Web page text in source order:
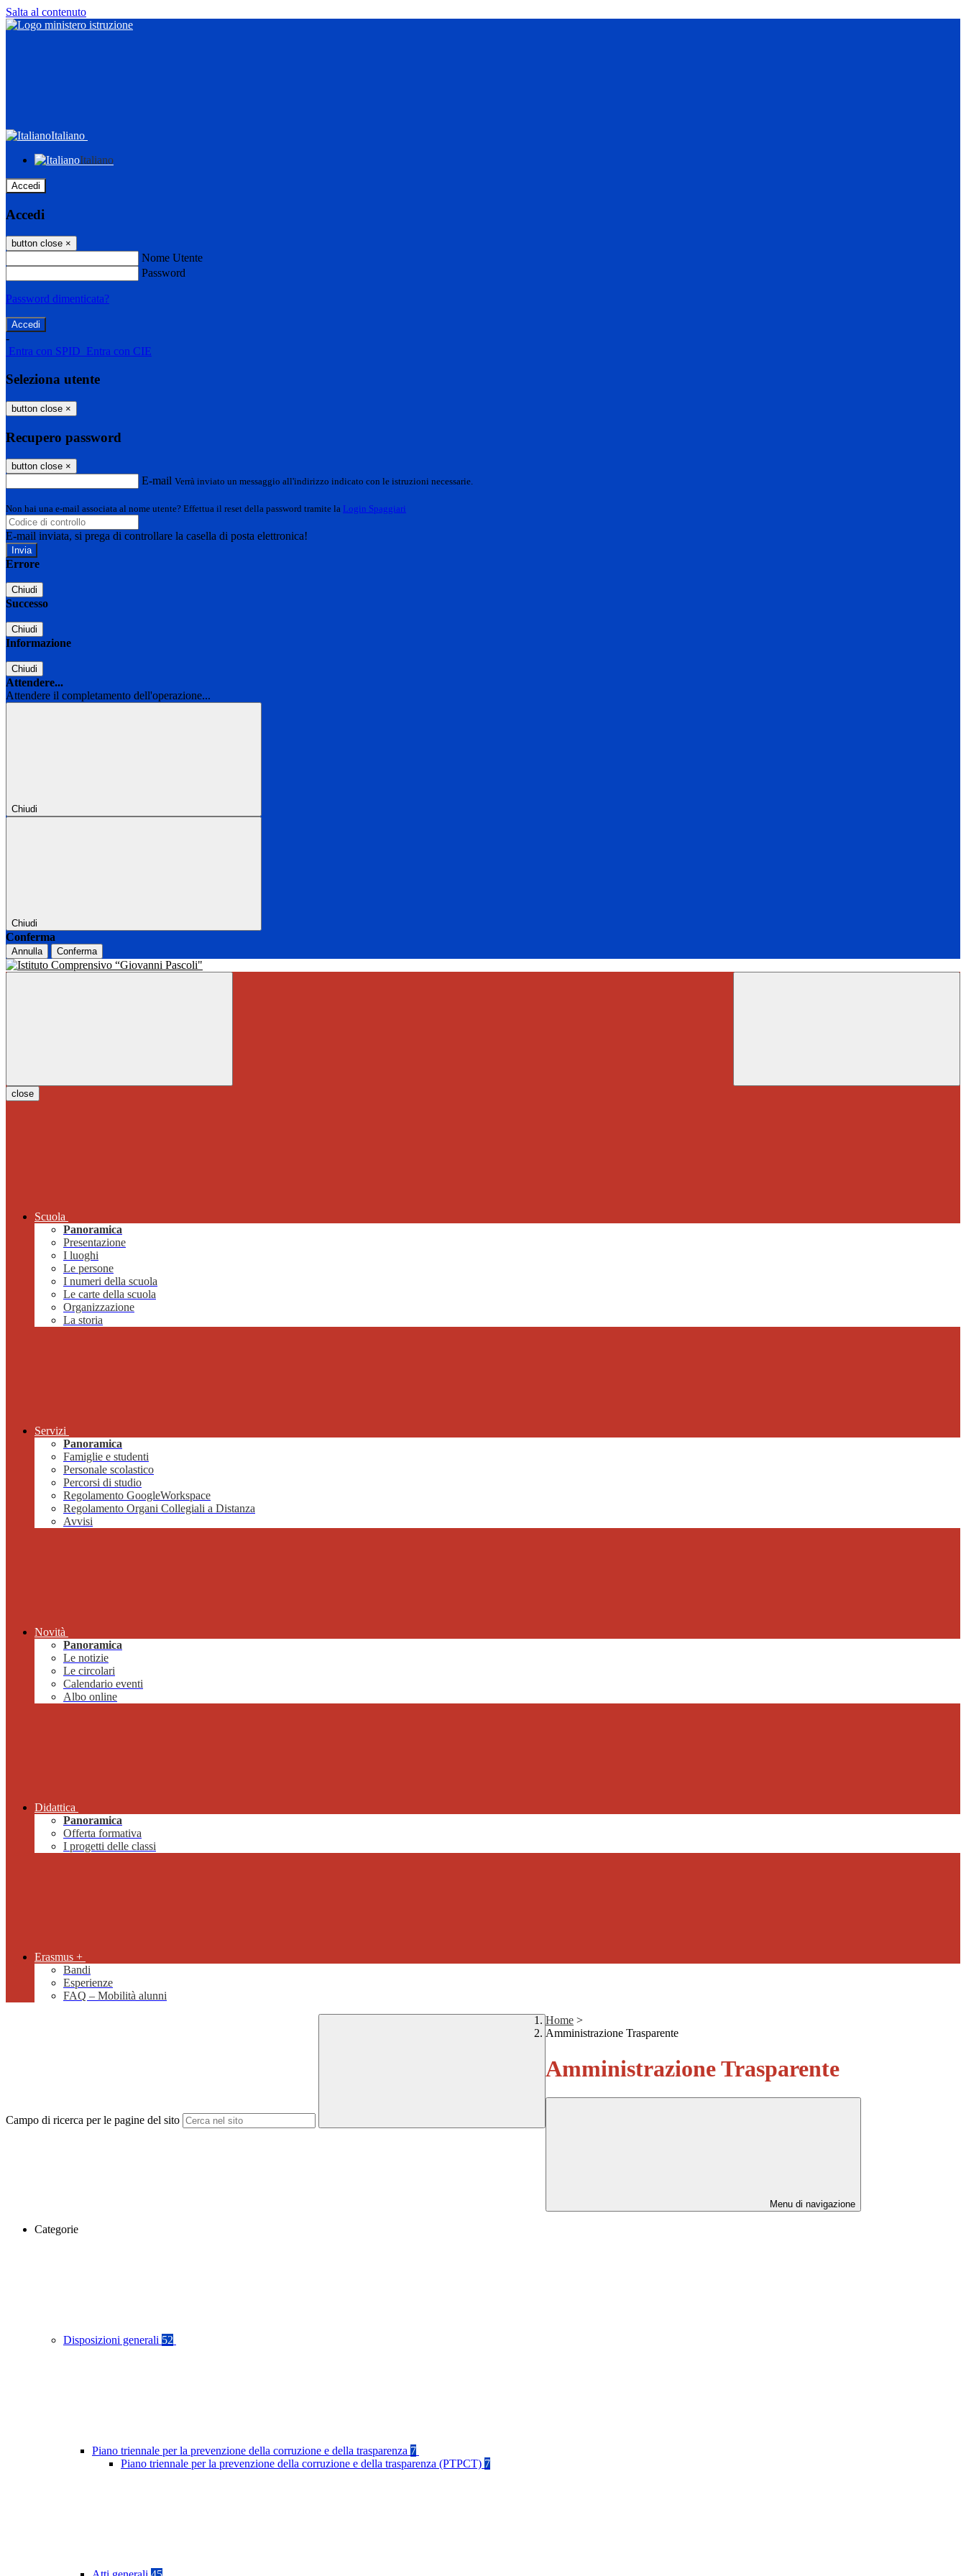
Salta al contenuto
Italiano
Italiano
Accedi
Accedi
button close ×
Nome Utente
Password
Password dimenticata?
-
Entra con SPID Entra con CIE
Seleziona utente
button close ×
Recupero password
button close ×
E-mail Verrà inviato un messaggio all'indirizzo indicato con le istruzioni necessarie.
Non hai una e-mail associata al nome utente? Effettua il reset della password tramite la Login Spaggiari
E-mail inviata, si prega di controllare la casella di posta elettronica!
Errore
Chiudi
Successo
Chiudi
Informazione
Chiudi
Attendere...
Attendere il completamento dell'operazione...
Chiudi
Chiudi
Conferma
Annulla Conferma
close
Scuola
Panoramica
Presentazione
I luoghi
Le persone
I numeri della scuola
Le carte della scuola
Organizzazione
La storia
Servizi
Panoramica
Famiglie e studenti
Personale scolastico
Percorsi di studio
Regolamento GoogleWorkspace
Regolamento Organi Collegiali a Distanza
Avvisi
Novità
Panoramica
Le notizie
Le circolari
Calendario eventi
Albo online
Didattica
Panoramica
Offerta formativa
I progetti delle classi
Erasmus +
Bandi
Esperienze
FAQ – Mobilità alunni
Campo di ricerca per le pagine del sito
Home >
Amministrazione Trasparente
Amministrazione Trasparente
Menu di navigazione
Categorie
Disposizioni generali 52
Piano triennale per la prevenzione della corruzione e della trasparenza 7
Piano triennale per la prevenzione della corruzione e della trasparenza (PTPCT) 7